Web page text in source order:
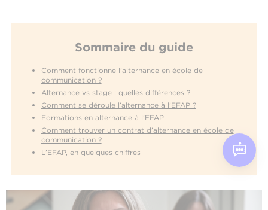
Sommaire du guide
Comment fonctionne l’alternance en école de
communication ?
Alternance vs stage : quelles différences ?
Comment se déroule l’alternance à l’EFAP ?
Formations en alternance à l’EFAP
Comment trouver un contrat d’alternance en école de
communication ?
L’EFAP, en quelques chiffres